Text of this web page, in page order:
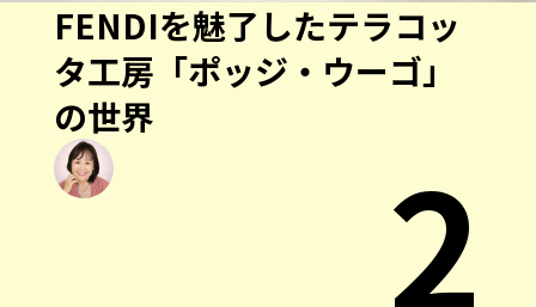
FENDIを魅了したテラコッ
タ工房「ポッジ・ウーゴ」
の世界
2